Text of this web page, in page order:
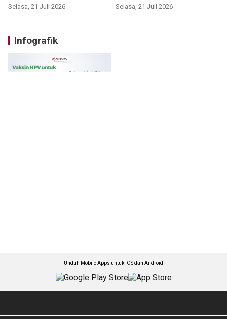
Selasa, 21 Juli 2026 Selasa, 21 Juli 2026
Infografik
Unduh Mobile Apps untuk iOS dan Android